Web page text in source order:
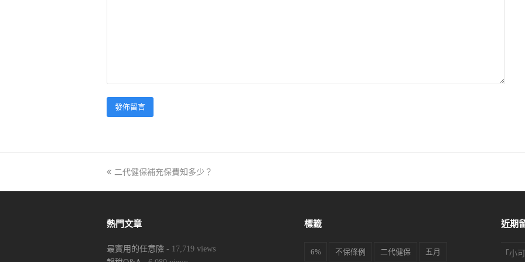
previous
二代健保補充保費知多少？
熱門文章
最實用的任意險 - 17,719 views
標籤
6% 不保條例 二代健保 五月
近期
「 小可